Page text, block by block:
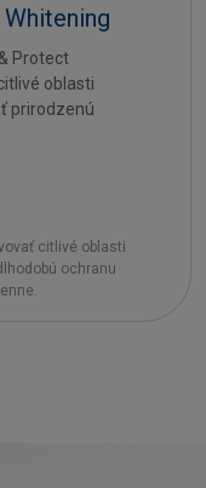
Whitening
Protect
oblasti
prirodzenú
citlivé oblasti
ochranu